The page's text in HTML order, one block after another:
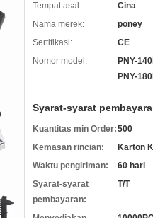
Tempat asal:
Cina
Nama merek:
poney
Sertifikasi:
CE
Nomor model:
PNY-
PNY-
Syarat-syarat
Kuantitas min Order:500
Kemasan rincian:
Karton
Waktu pengiriman:
60 hari
Syarat-syarat
pembayaran:
T/T